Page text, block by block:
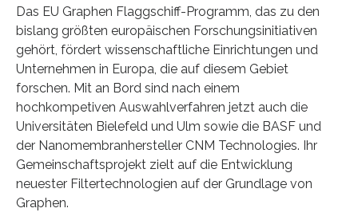
Das EU Graphen Flaggschiff-Programm, das zu den
bislang größten europäischen Forschungsinitiativen
gehört, fördert wissenschaftliche Einrichtungen und
Unternehmen in Europa, die auf diesem Gebiet
forschen. Mit an Bord sind nach einem
hochkompetiven Auswahlverfahren jetzt auch die
Universitäten Bielefeld und Ulm sowie die BASF und
der Nanomembranhersteller CNM Technologies. Ihr
Gemeinschaftsprojekt zielt auf die Entwicklung
neuester Filtertechnologien auf der Grundlage von
Graphen.